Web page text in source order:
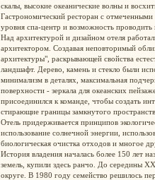
скалы, высокие океанические волны и
Гастрономический ресторан с
уровня спа-центр и возможность
Над архитектурой и дизайном отеля
архитектором. Создавая неповторимый
архитектуры", раскрывающей свойства
ландшафт. Дерево, камень и стекло были
минимализм в деталях, максимальная
поверхности - зеркала для океанских
присоединился к команде, чтобы создать
стирающие границы замкнутого
Отель придерживается принципов
использование солнечной энергии,
биологическая очистка отходов и многое
История владения началась более 150 лет
земель, купили здесь ранчо. До середины
округе. В 1980 году семейство решилось